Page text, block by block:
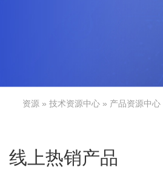
资源 »技术资源中心 » 产品资源中心
线上热销产品